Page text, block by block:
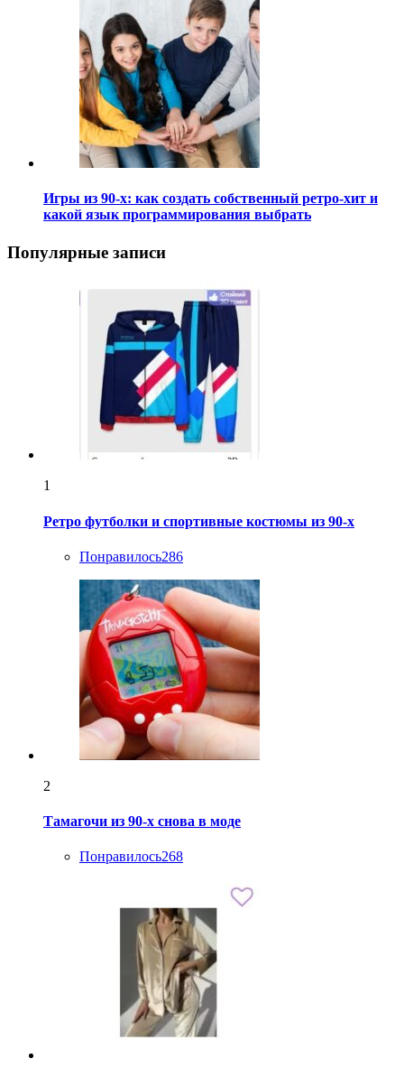
Игры из 90-х: как создать собственный ретро-хит и
какой язык программирования выбрать
Популярные записи
1
Ретро футболки и спортивные костюмы из 90-х
Понравилось286
2
Тамагочи из 90-х снова в моде
Понравилось268